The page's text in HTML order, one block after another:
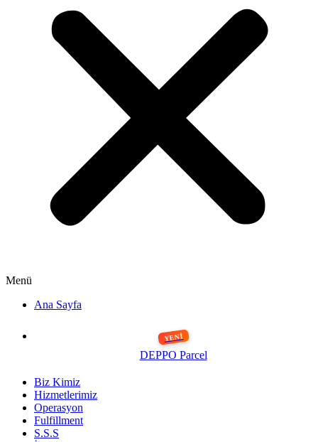
Menü
Ana Sayfa
DEPPO Parcel
Biz Kimiz
Hizmetlerimiz
Operasyon
Fulfillment
S.S.S